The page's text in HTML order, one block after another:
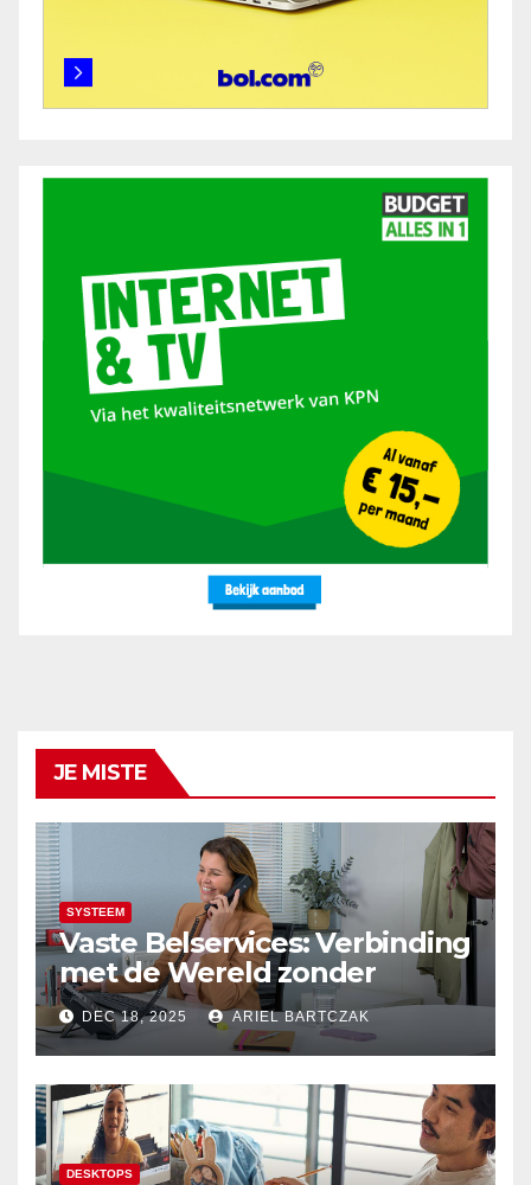
JE MISTE
SYSTEEM
Vaste Belservices: Verbinding
met de Wereld zonder
Onderbrekingen – Alleen bij
Budget Internet
DEC 18, 2025 ARIEL BARTCZAK
DESKTOPS